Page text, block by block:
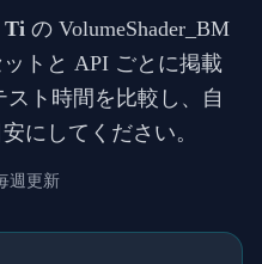
Ti の VolumeShader_BM
トと API ごとに掲載
スト時間を比較し、自
にしてください。
週更新